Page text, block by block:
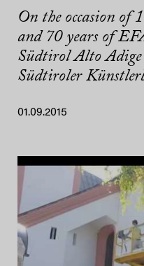
On the occasion of
and 70 years of
Südtirol Alto
Südtiroler
01.09.2015